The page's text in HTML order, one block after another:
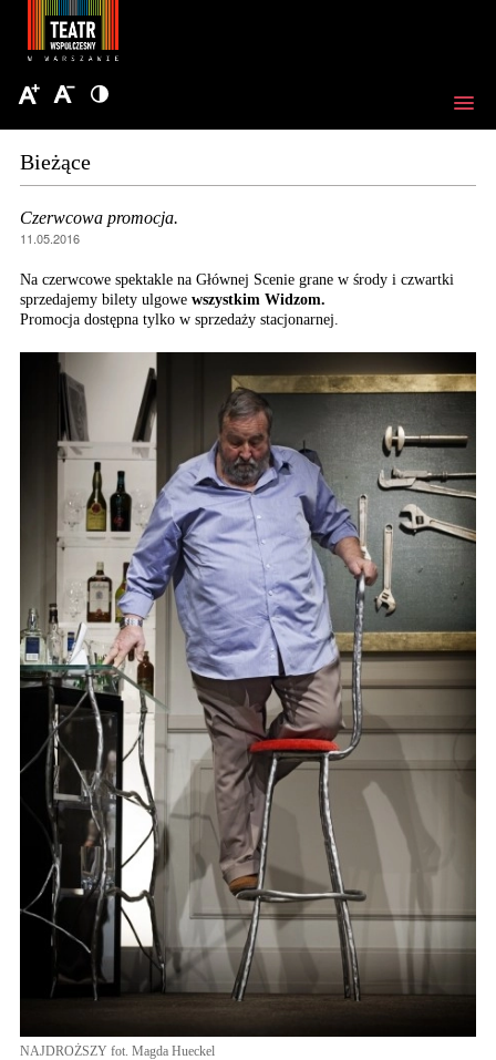
Bieżące
Czerwcowa promocja.
11.05.2016
Na czerwcowe spektakle na Głównej Scenie grane w środy i czwartki
sprzedajemy bilety ulgowe wszystkim Widzom.
Promocja dostępna tylko w sprzedaży stacjonarnej.
NAJDROŻSZY fot. Magda Hueckel